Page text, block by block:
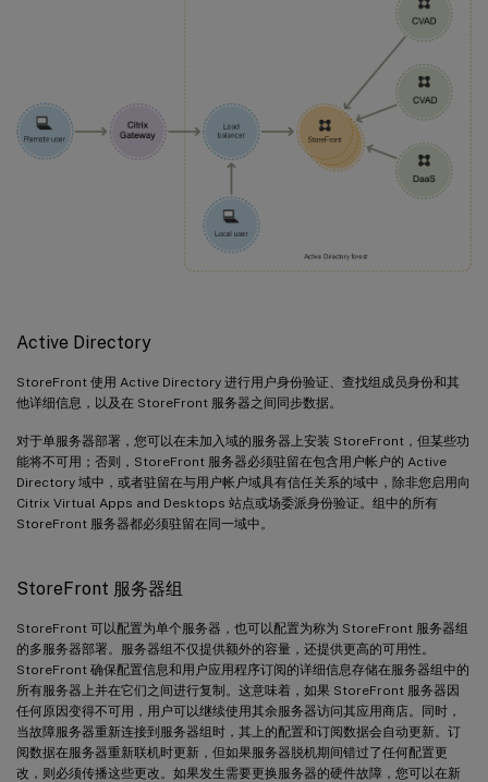
Active Directory
StoreFront 使用 Active Directory 进行用户身份验证、查找组成员身份和其
他详细信息，以及在 StoreFront 服务器之间同步数据。
对于单服务器部署，您可以在未加入域的服务器上安装 StoreFront，但某些功
能将不可用；否则，StoreFront 服务器必须驻留在包含用户帐户的 Active
Directory 域中，或者驻留在与用户帐户域具有信任关系的域中，除非您启用向
Citrix Virtual Apps and Desktops 站点或场委派身份验证。组中的所有
StoreFront 服务器都必须驻留在同一域中。
StoreFront 服务器组
StoreFront 可以配置为单个服务器，也可以配置为称为 StoreFront 服务器组
的多服务器部署。服务器组不仅提供额外的容量，还提供更高的可用性。
StoreFront 确保配置信息和用户应用程序订阅的详细信息存储在服务器组中的
所有服务器上并在它们之间进行复制。这意味着，如果 StoreFront 服务器因
任何原因变得不可用，用户可以继续使用其余服务器访问其应用商店。同时，
当故障服务器重新连接到服务器组时，其上的配置和订阅数据会自动更新。订
阅数据在服务器重新联机时更新，但如果服务器脱机期间错过了任何配置更
改，则必须传播这些更改。如果发生需要更换服务器的硬件故障，您可以在新